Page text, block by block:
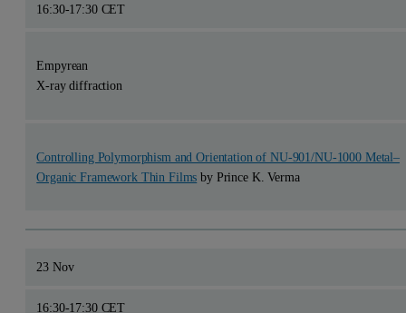
16:30-17:30 CET
Empyrean
X-ray diffraction
Controlling Polymorphism and Orientation of NU-901/NU-1000 Metal–
Organic Framework Thin Films by Prince K. Verma
23 Nov
16:30-17:30 CET